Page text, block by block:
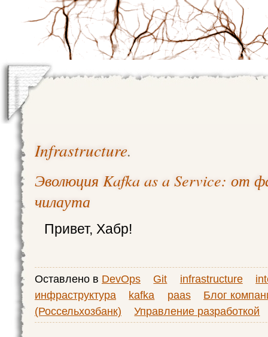
Infrastructure.
Эволюция Kafka as a Service: от
чилаута
Привет, Хабр!
Оставлено в DevOps Git infrastructure
инфраструктура
kafka paas
Блог
(Россельхозбанк)
Управление разработкой